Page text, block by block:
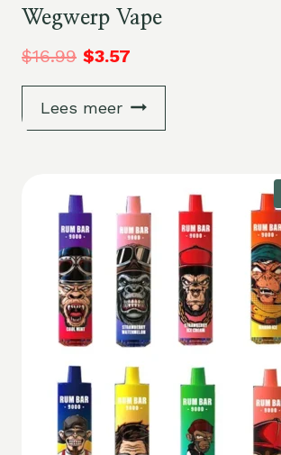
Wegwerp Vape
$16.99 $3.57
Lees meer